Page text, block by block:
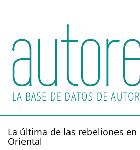
principal
La última de las rebeliones en
Oriental